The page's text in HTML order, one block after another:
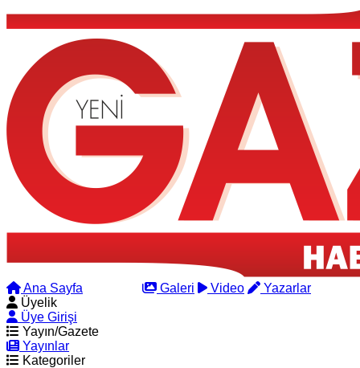
Ana Sayfa Galeri Video
Yazarlar
Üyelik
Üye Girişi
Yayın/Gazete
Yayınlar
Kategoriler